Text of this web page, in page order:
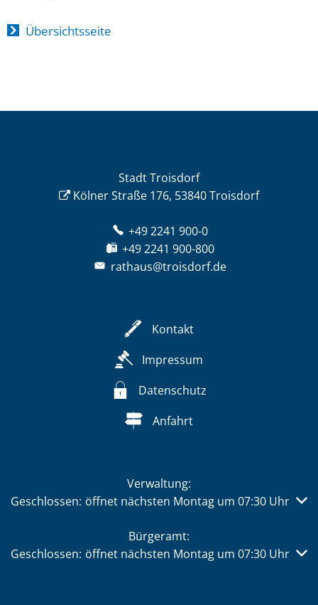
Übersichtsseite
Stadt Troisdorf
Kölner Straße 176, 53840 Troisdorf
+49 2241 900-0
+49 2241 900-800
rathaus@troisdorf.de
Kontakt
Impressum
Datenschutz
Anfahrt
Verwaltung:
Klicken, um weitere Öffnungs- oder Schließzeiten
Geschlossen: öffnet nächsten Montag um 07:30 Uhr
Bürgeramt:
Klicken, um weitere Öffnungs- oder Schließzeiten
Geschlossen: öffnet nächsten Montag um 07:30 Uhr